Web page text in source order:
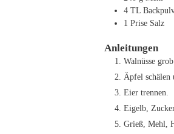
4 TL
1 Prise Salz
Anleitungen
Walnüsse
Äpfel schälen
Eier trennen.
Eigelb,
Grieß, Mehl,